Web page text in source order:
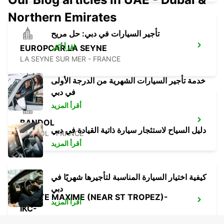
EUROPCAR LA SEYNE
LA SEYNE SUR MER - FRANCE
BANDOL
BANDOL - FRANCE
SAINTE MAXIME (NEAR ST TROPEZ)-
IKC-
Northern Emirates
تأجير السيارات في دبي: حل مريح
اقرأ أكثر
خدمة تأجير السيارات الشهرية من الدرجة الأولى
في دبي
أقرأ المزيد
دليل السياح لاستئجار سيارة ذاتية القيادة في دبي
أقرأ المزيد
كيفية اختيار السيارة المناسبة لتأجيرها شهريًا في
دبي
أقرأ المزيد